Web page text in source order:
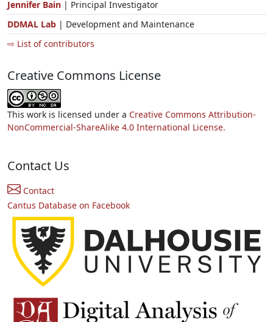
Jennifer Bain | Principal Investigator
DDMAL Lab | Development and Maintenance
⇨ List of contributors
Creative Commons License
This work is licensed under a Creative Commons Attribution-
NonCommercial-ShareAlike 4.0 International License.
Contact Us
Contact
Cantus Database on Facebook